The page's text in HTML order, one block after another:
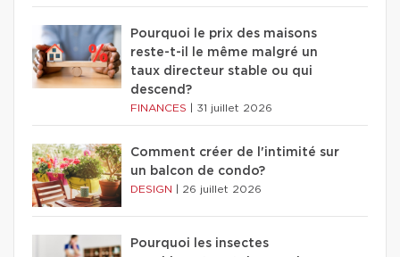
Pourquoi le prix des maisons
reste-t-il le même malgré un
taux directeur stable ou qui
descend?
FINANCES 31 juillet 2026
Comment créer de l'intimité sur
un balcon de condo?
DESIGN 26 juillet 2026
Pourquoi les insectes